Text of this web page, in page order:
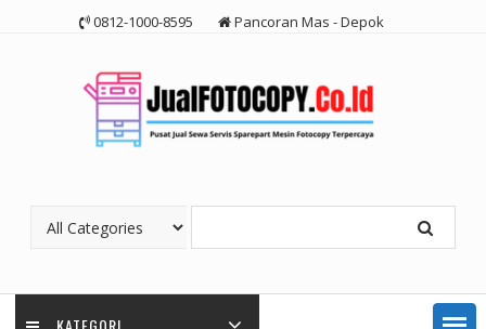
0812-1000-8595 Pancoran Mas - Depok